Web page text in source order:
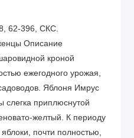
62-396, СКС.
Описание
кроной
ежегодного урожая,
Яблоня Имрус
слегка приплюснутой
желтый. К периоду
почти полностью,